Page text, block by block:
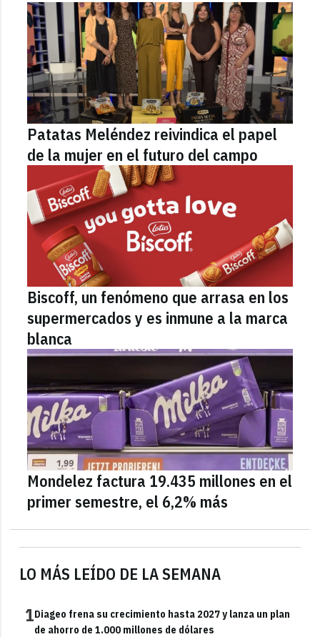
LO MÁS LEÍDO DE LA SEMANA
1Diageo frena su crecimiento hasta 2027 y lanza un plan
de ahorro de 1.000 millones de dólares
Patatas Meléndez reivindica el papel
de la mujer en el futuro del campo
Biscoff, un fenómeno que arrasa en los
supermercados y es inmune a la marca
blanca
Mondelez factura 19.435 millones en el
primer semestre, el 6,2% más